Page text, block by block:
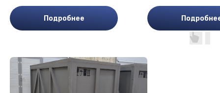
Подробнее